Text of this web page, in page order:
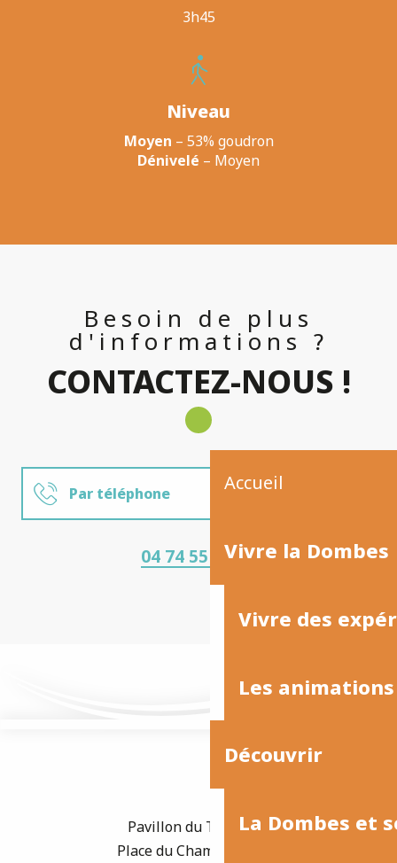
Accueil
Vivre la Dombes
Vivre des
Les
Découvrir
La Dombes et
3h45
Niveau
Moyen – 53% goudron
Dénivelé – Moyen
Besoin de plus
d'informations ?
CONTACTEZ-NOUS !
Par téléphone
04 74 55 02 27
Pavillon du Tourisme
Place du Champ de Foire